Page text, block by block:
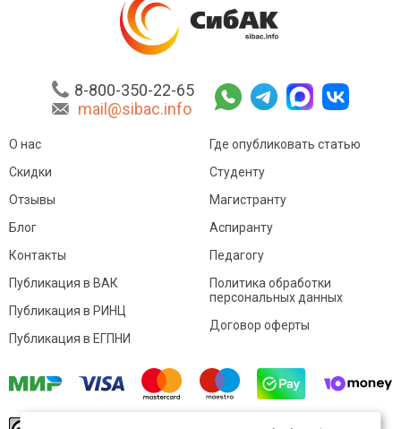
8-800-350-22-65
mail@sibac.info
О нас
Скидки
Отзывы
Блог
Контакты
Где опубликовать статью
Студенту
Магистранту
Аспиранту
Педагогу
Публикация в ВАК
Публикация в РИНЦ
Публикация в ЕГПНИ
Политика обработки
персональных данных
Договор оферты